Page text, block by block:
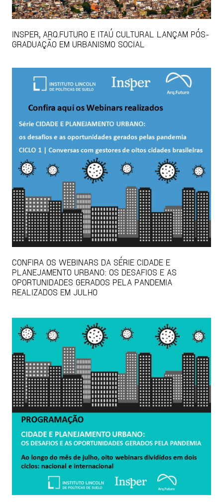
INSPER, ARQ.FUTURO E ITAÚ CULTURAL LANÇAM PÓS-
GRADUAÇÃO EM URBANISMO SOCIAL
CONFIRA OS WEBINARS DA SÉRIE CIDADE E
PLANEJAMENTO URBANO: OS DESAFIOS E AS
OPORTUNIDADES GERADOS PELA PANDEMIA
REALIZADOS EM JULHO